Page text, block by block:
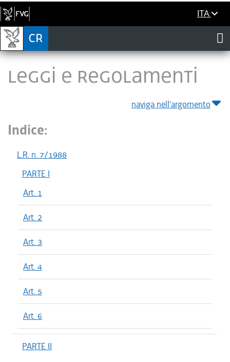
ITA
LEGGI E REGOLAMENTI
naviga nell'argomento
Indice:
L.R. n. 7/1988
PARTE I
Art. 1
Art. 2
Art. 3
Art. 4
Art. 5
Art. 6
PARTE II